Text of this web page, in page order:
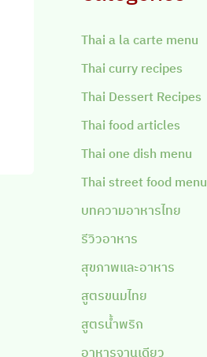
Thai a la carte menu
Thai curry recipes
Thai Dessert Recipes
Thai food articles
Thai one dish menu
Thai street food menu
บทความอาหารไทย
รีวิวอาหาร
สุขภาพและอาหาร
สูตรขนมไทย
สูตรน้ำพริก
อาหารจานเดียว